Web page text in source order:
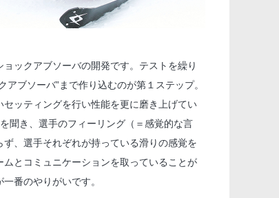
ックアブソーバの開発です。テストを繰り
ブソーバ”まで作り込むのが第１ステップ。
ッティングを行い性能を更に磨き上げてい
聞き、選手のフィーリング（＝感覚的な言
、選手それぞれが持っている滑りの感覚を
とコミュニケーションを取っていることが
番のやりがいです。